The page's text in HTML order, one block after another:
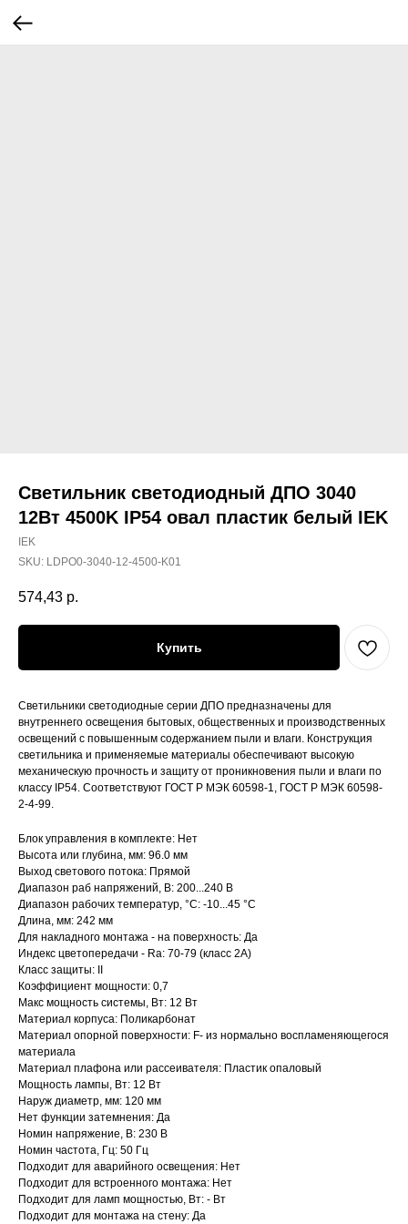
Светильник светодиодный ДПО 3040
12Вт 4500K IP54 овал пластик белый IEK
IEK
SKU: LDPO0-3040-12-4500-K01
574,43 р.
Купить
Светильники светодиодные серии ДПО предназначены для
внутреннего освещения бытовых, общественных и производственных
освещений с повышенным содержанием пыли и влаги. Конструкция
светильника и применяемые материалы обеспечивают высокую
механическую прочность и защиту от проникновения пыли и влаги по
классу IP54. Соответствуют ГОСТ Р МЭК 60598-1, ГОСТ Р МЭК 60598-
2-4-99.
Блок управления в комплекте: Нет
Высота или глубина, мм: 96.0 мм
Выход светового потока: Прямой
Диапазон раб напряжений, В: 200...240 В
Диапазон рабочих температур, °C: -10...45 °C
Длина, мм: 242 мм
Для накладного монтажа - на поверхность: Да
Индекс цветопередачи - Ra: 70-79 (класс 2A)
Класс защиты: II
Коэффициент мощности: 0,7
Макс мощность системы, Вт: 12 Вт
Материал корпуса: Поликарбонат
Материал опорной поверхности: F- из нормально воспламеняющегося
материала
Материал плафона или рассеивателя: Пластик опаловый
Мощность лампы, Вт: 12 Вт
Наруж диаметр, мм: 120 мм
Нет функции затемнения: Да
Номин напряжение, В: 230 В
Номин частота, Гц: 50 Гц
Подходит для аварийного освещения: Нет
Подходит для встроенного монтажа: Нет
Подходит для ламп мощностью, Вт: - Вт
Подходит для монтажа на стену: Да